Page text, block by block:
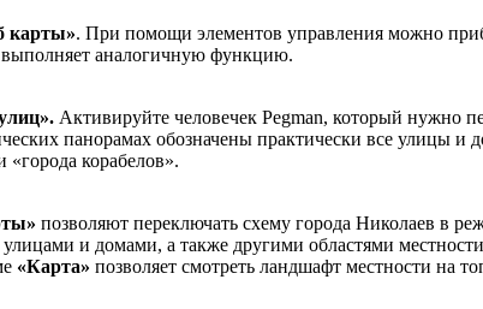
карты». При помощи элементов управления можно
аналогичную функцию.
Активируйте человечек Pegman, который нужно
панорамах обозначены практически все улицы
«города корабелов».
позволяют переключать схему города Николаев в
и домами, а также другими областями
«Карта» позволяет смотреть ландшафт местности на